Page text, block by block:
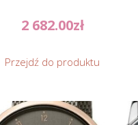
2 682.00zł
Przejdź do produktu